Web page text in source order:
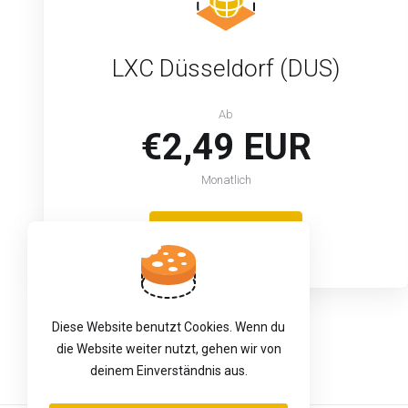
LXC Düsseldorf (DUS)
Ab
€2,49 EUR
Monatlich
Diese Website benutzt Cookies. Wenn du
die Website weiter nutzt, gehen wir von
deinem Einverständnis aus.